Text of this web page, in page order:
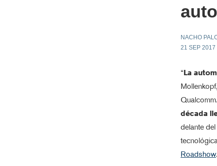
NACHO
21 SEP 2017
“La
década
delante
Roadshow.